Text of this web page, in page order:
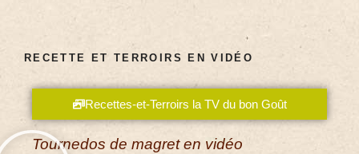
RECETTE ET TERROIRS EN VIDÉO
Recettes-et-Terroirs la TV du bon Goût
Tournedos de magret en vidéo